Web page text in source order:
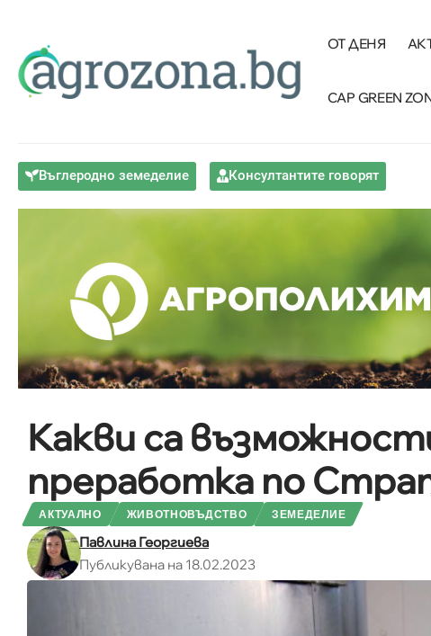
ОТ ДЕНЯ
CAP GREEN
Въглеродно земеделие Консултантите говорят
Какви са
преработка по
АКТУАЛНО ЖИВОТНОВЪДСТВО ЗЕМЕДЕЛИЕ
Павлина Георгиева
Публикувана на 18.02.2023